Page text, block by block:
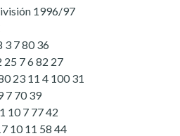
1996/97
3 7 80 36
7 6 82 27
23 11 4 100 31
7 70 39
10 7 77 42
10 11 58 44